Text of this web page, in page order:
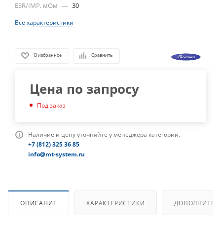
ESR/IMP, мОм — 30
Все характеристики
В избранное Сравнить
Цена по запросу
Под заказ
Наличие и цену уточняйте у менеджера категории.
+7 (812) 325 36 85
info@mt-system.ru
ОПИСАНИЕ ХАРАКТЕРИСТИКИ